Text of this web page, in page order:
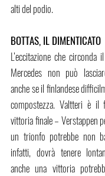
alti del podio.
BOTTAS, IL DIMENTICATO
L’eccitazione che
Mercedes non può
anche se il finlandese
compostezza. Valtteri è il
vittoria finale – Verstappen
un trionfo potrebbe non
infatti, dovrà tenere
anche una vittoria